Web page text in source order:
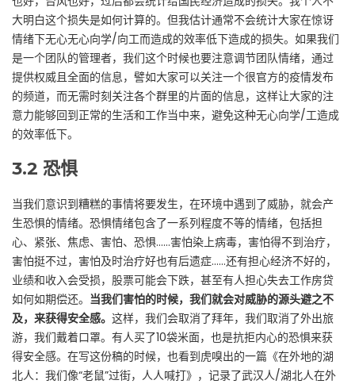
大明白这个损失是如何计算的。但我估计通常不会统计大家在惊讶
情绪下无心无心向学/向工而造成的效率低下造成的损失。如果我们
是一个团队的管理者，我们这个时候也要注意调节团队情绪，通过
提供权威且全面的信息，譬如大家可以关注一个很官方的疫情发布
的频道，而无需时刻关注各个群里的片面的信息，这样让大家的注
意力能够回到正常的生活和工作当中来，避免这种无心向学/工造成
的效率低下。
3.2 恐惧
当我们意识到糟糕的事情将要发生，在环境中遇到了威胁，就会产
生恐惧的情绪。恐惧情绪包含了一系列程度不等的情绪，包括担
心、紧张、焦虑、害怕、恐惧……害怕染上病毒，害怕得不到治疗，
害怕挺不过，害怕及时治疗好也有后遗症……还有担心经济不好的，
业绩和收入会受损，股票可能会下跌，甚至有人担心失去工作房贷
如何如期偿还。 当我们害怕的时候，我们就会对威胁的源头避之不
及，来获得安全感。 这样，我们会取消了拜年，我们取消了外出旅
游，我们戴着口罩。有人买了10袋米面，也是抗拒内心的恐惧来获
得安全感。在写这份稿的时候，也看到虎嗅出的一篇《在外地的湖
北人：我们像“老鼠”过街，人人喊打》，记录了武汉人/湖北人在外